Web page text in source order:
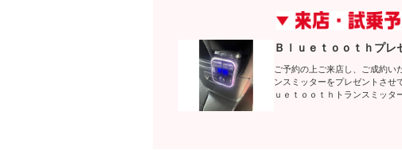
Ｂｌｕｅｔｏｏｔｈプレ
ご予約の上ご来店し、ご成約い
ンスミッターをプレゼントさせ
ｕｅｔｏｏｔｈトランスミッタ